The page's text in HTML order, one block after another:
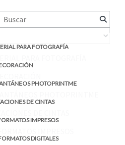
PARA FOTOGRAFÍA
PHOTOPRINTME
DE CINTAS
IMPRESOS
DIGITALES